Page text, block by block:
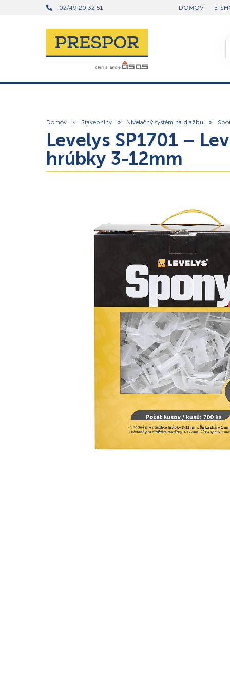
02/49 20 32 51 DOMOV E-
Domov » Stavebniny » Nivelačný systém na dlažbu »
Levelys SP1701 –
hrúbky 3-12mm